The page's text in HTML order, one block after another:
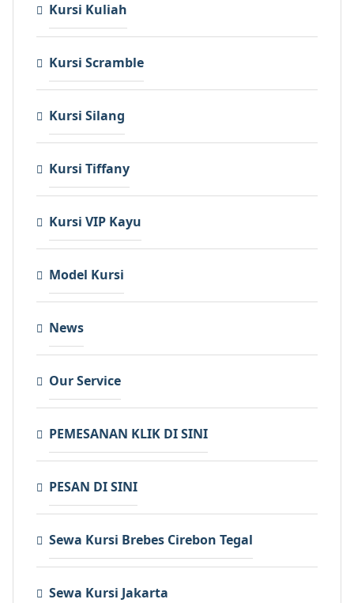
Kursi Kuliah
Kursi Scramble
Kursi Silang
Kursi Tiffany
Kursi VIP Kayu
Model Kursi
News
Our Service
PEMESANAN KLIK DI SINI
PESAN DI SINI
Sewa Kursi Brebes Cirebon Tegal
Sewa Kursi Jakarta